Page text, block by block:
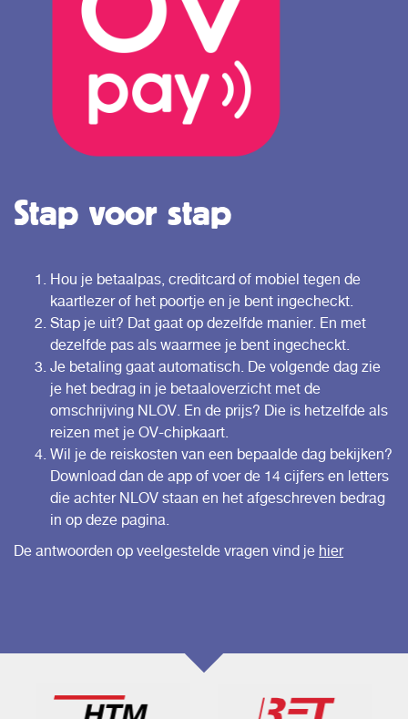
Stap voor stap
Hou je betaalpas, creditcard of mobiel tegen de
kaartlezer of het poortje en je bent ingecheckt.
Stap je uit? Dat gaat op dezelfde manier. En met
dezelfde pas als waarmee je bent ingecheckt.
Je betaling gaat automatisch. De volgende dag zie
je het bedrag in je betaaloverzicht met de
omschrijving NLOV. En de prijs? Die is hetzelfde als
reizen met je OV-chipkaart.
Wil je de reiskosten van een bepaalde dag bekijken?
Download dan de app of voer de 14 cijfers en letters
die achter NLOV staan en het afgeschreven bedrag
in op deze pagina.
De antwoorden op veelgestelde vragen vind je hier